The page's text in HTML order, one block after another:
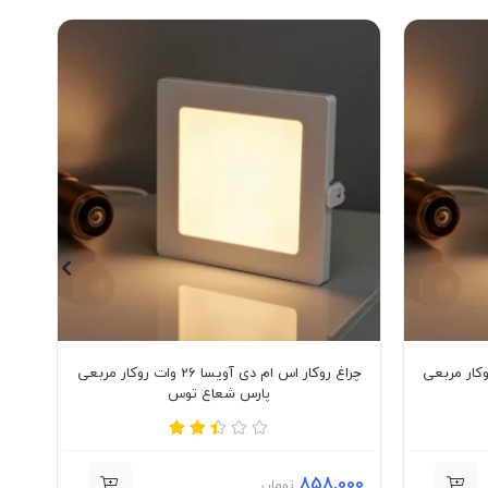
آویسا 36 وات روکار مربعی
چراغ روکار اس ام دی آویسا 26 وات روکار مربعی
پارس شعاع توس